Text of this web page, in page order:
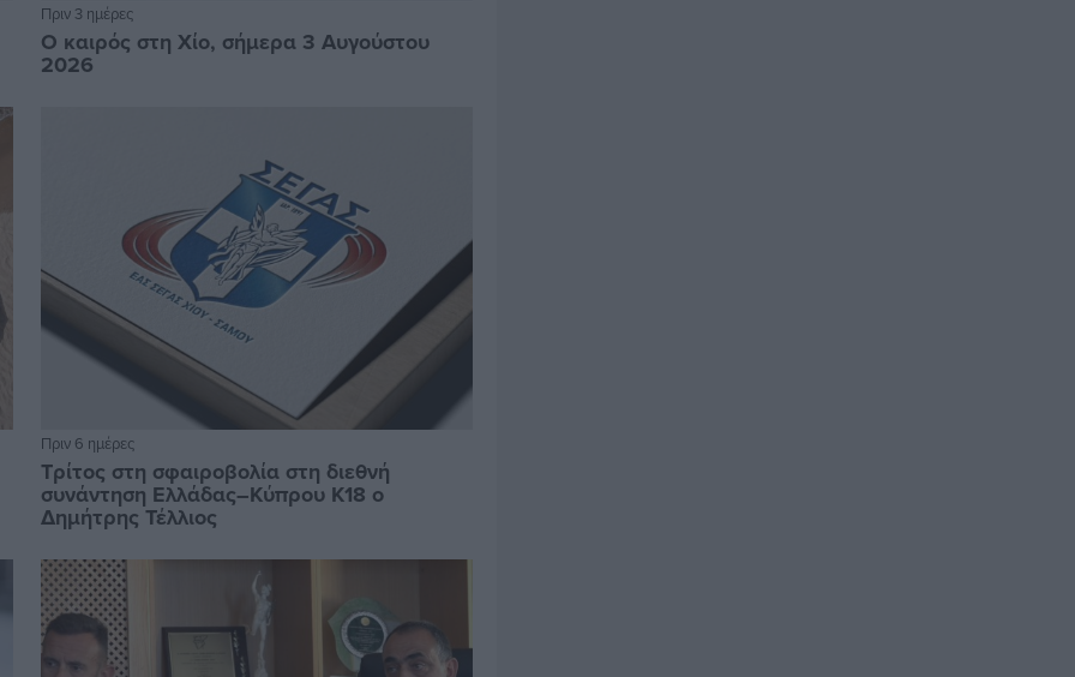
Πριν 3 ημέρες
Ο καιρός στη Χίο, σήμερα 3 Αυγούστου
2026
Πριν 6 ημέρες
Τρίτος στη σφαιροβολία στη διεθνή
συνάντηση Ελλάδας–Κύπρου Κ18 ο
Δημήτρης Τέλλιος